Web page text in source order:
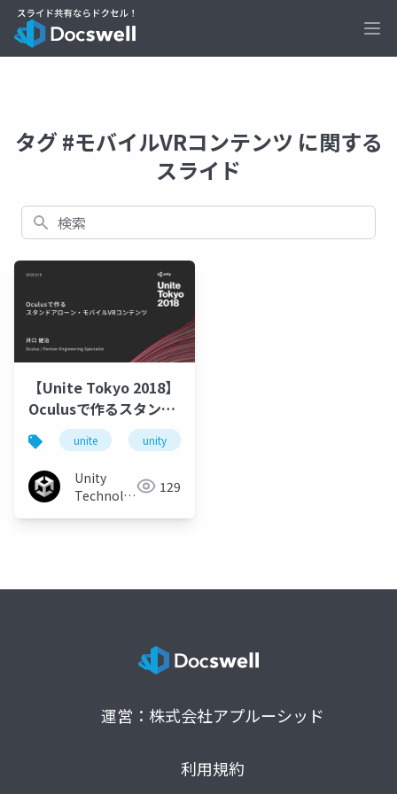
タグ #モバイルVRコンテンツ に関する
スライド
検索
【Unite Tokyo 2018】
Oculusで作るスタンド
アローン・モバイルVR
コンテンツ
unite unity
Unity
Technologies 129
運営：株式会社アプルーシッド
利用規約